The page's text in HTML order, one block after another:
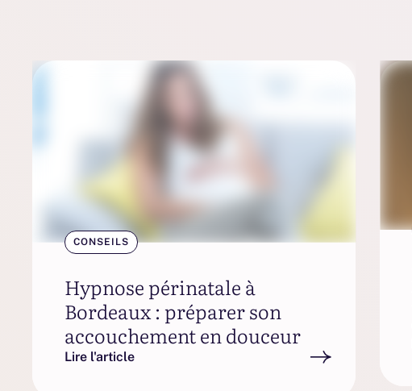
CONSEILS
Hypnose périnatale à
Bordeaux : préparer son
accouchement en douceur
Lire l'article